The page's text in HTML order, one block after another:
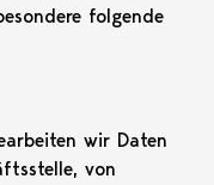
folgende
wir Daten
von